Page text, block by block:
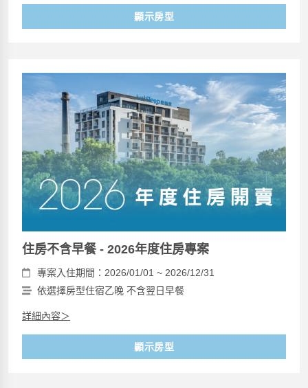
顯示房型
住房不含早餐 - 2026年度住房專案
專案入住期間：2026/01/01 ~ 2026/12/31
依選擇房型住宿乙晚 不含翌日早餐
詳細內容＞
顯示房型